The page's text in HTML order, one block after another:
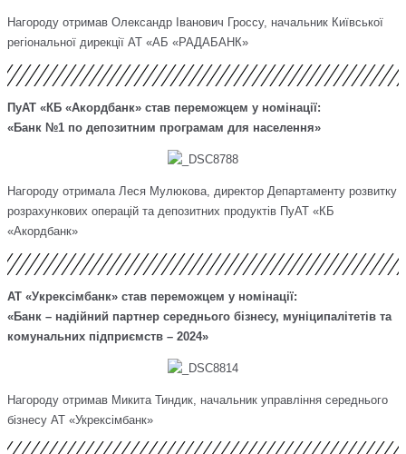
Нагороду отримав Олександр Іванович Гроссу, начальник Київської
регіональної дирекції АТ «АБ «РАДАБАНК»
ПуАТ «КБ «Акордбанк» став переможцем у номінації:
«Банк №1 по депозитним програмам для населення»
Нагороду отримала Леся Мулюкова, директор Департаменту розвитку
розрахункових операцій та депозитних продуктів ПуАТ «КБ
«Акордбанк»
АТ «Укрексімбанк» став переможцем у номінації:
«Банк – надійний партнер середнього бізнесу, муніципалітетів та
комунальних підприємств – 2024»
Нагороду отримав Микита Тиндик, начальник управління середнього
бізнесу АТ «Укрексімбанк»